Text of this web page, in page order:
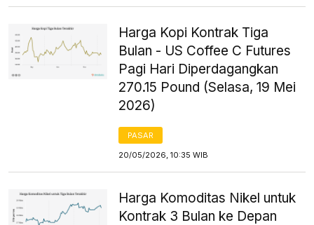
Harga Kopi Kontrak Tiga
Bulan - US Coffee C Futures
Pagi Hari Diperdagangkan
270.15 Pound (Selasa, 19 Mei
2026)
PASAR
20/05/2026, 10:35 WIB
Harga Komoditas Nikel untuk
Kontrak 3 Bulan ke Depan